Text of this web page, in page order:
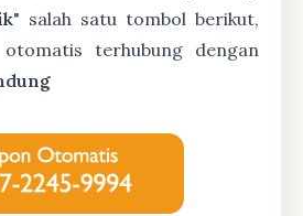
" salah satu tombol berikut,
terhubung dengan